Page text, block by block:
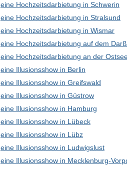
eine Hochzeitsdarbietung in Schwerin
eine Hochzeitsdarbietung in Stralsund
eine Hochzeitsdarbietung in Wismar
eine Hochzeitsdarbietung auf dem Darß
eine Hochzeitsdarbietung an der
eine Illusionsshow in Berlin
eine Illusionsshow in Greifswald
eine Illusionsshow in Güstrow
eine Illusionsshow in Hamburg
eine Illusionsshow in Lübeck
eine Illusionsshow in Lübz
eine Illusionsshow in Ludwigslust
eine Illusionsshow in Mecklenburg-